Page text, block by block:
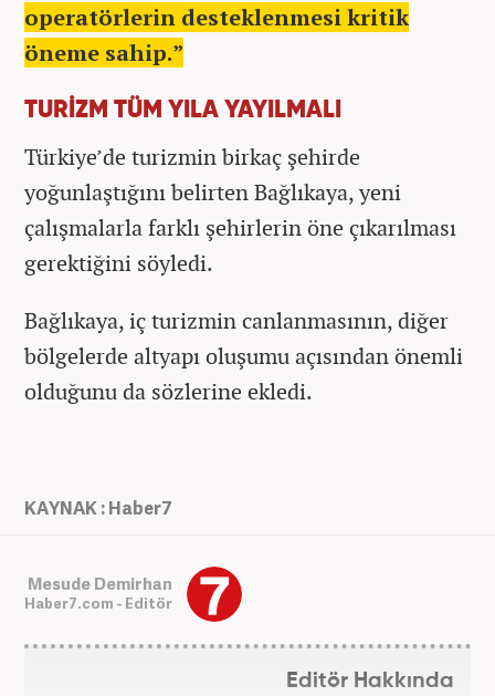
operatörlerin desteklenmesi kritik
öneme sahip.”
TURİZM TÜM YILA YAYILMALI
Türkiye’de turizmin birkaç şehirde
yoğunlaştığını belirten Bağlıkaya, yeni
çalışmalarla farklı şehirlerin öne çıkarılması
gerektiğini söyledi.
Bağlıkaya, iç turizmin canlanmasının, diğer
bölgelerde altyapı oluşumu açısından önemli
olduğunu da sözlerine ekledi.
KAYNAK : Haber7
Mesude Demirhan
Haber7.com - Editör
Editör Hakkında